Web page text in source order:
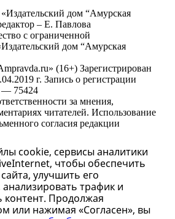
дом “Амурская
– Е. Павлова
с ограниченной
дом “Амурская
(16+) Зарегистрирован
г. Запись о регистрации
75424
за мнения,
читателей. Использование
согласия редакции
cookie, сервисы аналитики
чтобы обеспечить
улучшить его
трафик и
контент. Продолжая
или нажимая «Согласен», вы